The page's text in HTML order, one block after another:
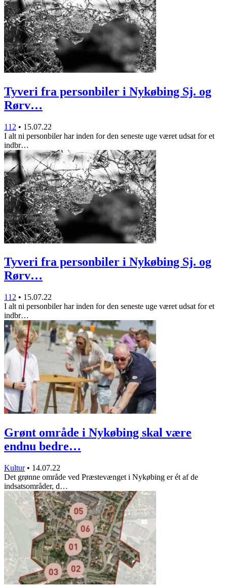
Tyveri fra personbiler i Nykøbing Sj. og
Rørv…
112 • 15.07.22
I alt ni personbiler har inden for den seneste uge været udsat for et
indbr…
Tyveri fra personbiler i Nykøbing Sj. og
Rørv…
112 • 15.07.22
I alt ni personbiler har inden for den seneste uge været udsat for et
indbr…
Grønt område i Nykøbing skal være
endnu bedre…
Kultur • 14.07.22
Det grønne område ved Præstevænget i Nykøbing er ét af de
indsatsområder, d…